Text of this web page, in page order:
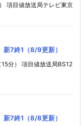
項目値放送局テレビ東京
7終1（8/9更新）
分） 項目値放送局BS12
7終1（8/8更新）